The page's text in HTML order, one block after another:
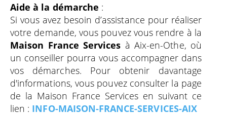
Aide à la démarche :
Si vous avez besoin d’assistance pour réaliser
votre demande, vous pouvez vous rendre à la
Maison France Services à Aix-en-Othe, où
un conseiller pourra vous accompagner dans
vos démarches. Pour obtenir davantage
d'informations, vous pouvez consulter la page
de la Maison France Services en suivant ce
lien : INFO-MAISON-FRANCE-SERVICES-AIX